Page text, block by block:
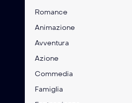
Romance
Animazione
Avventura
Azione
Commedia
Famiglia